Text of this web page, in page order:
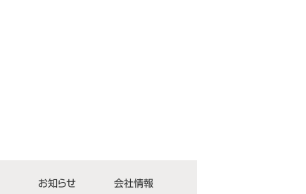
お知らせ
会社情報